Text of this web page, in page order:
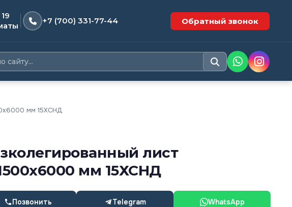
+7 (700) 331-77-44 Обратный звонок
мм 15ХСНД
лист
мм 15ХСНД
Позвонить Telegram WhatsApp